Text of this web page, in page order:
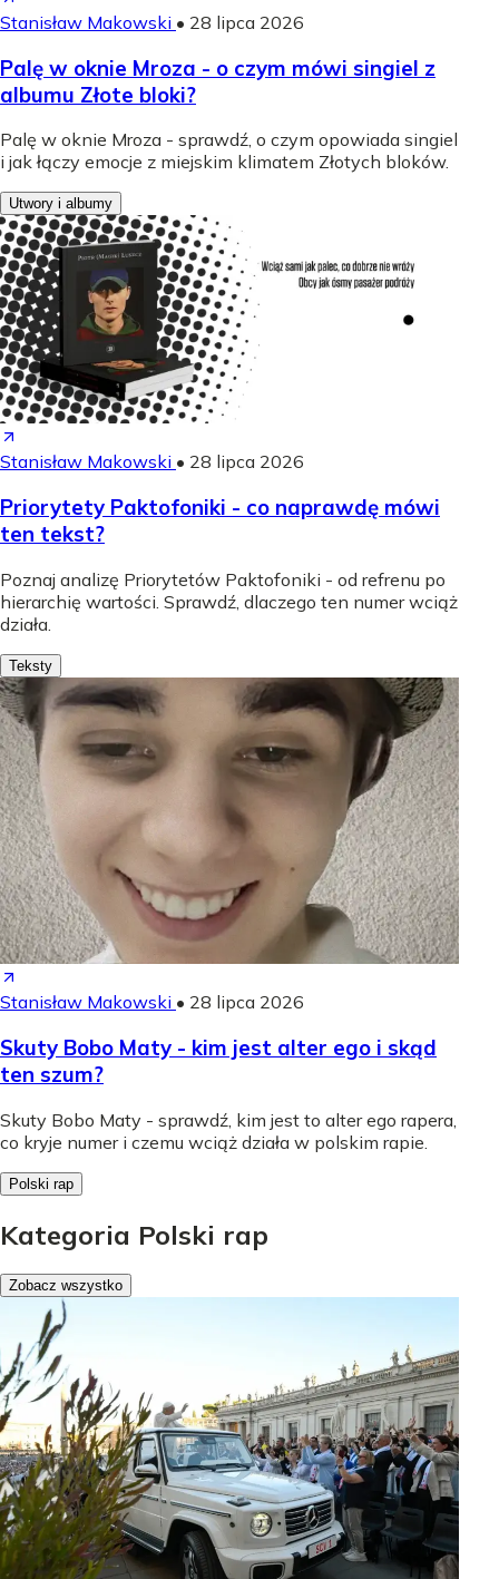
Stanisław Makowski • 28 lipca 2026
Palę w oknie Mroza - o czym mówi singiel z
albumu Złote bloki?
Palę w oknie Mroza - sprawdź, o czym opowiada singiel
i jak łączy emocje z miejskim klimatem Złotych bloków.
Utwory i albumy
Stanisław Makowski • 28 lipca 2026
Priorytety Paktofoniki - co naprawdę mówi
ten tekst?
Poznaj analizę Priorytetów Paktofoniki - od refrenu po
hierarchię wartości. Sprawdź, dlaczego ten numer wciąż
działa.
Teksty
Stanisław Makowski • 28 lipca 2026
Skuty Bobo Maty - kim jest alter ego i skąd
ten szum?
Skuty Bobo Maty - sprawdź, kim jest to alter ego rapera,
co kryje numer i czemu wciąż działa w polskim rapie.
Polski rap
Kategoria Polski rap
Zobacz wszystko